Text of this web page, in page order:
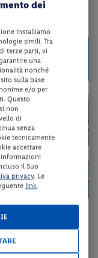
da655 €
a persona per 7 notti
dei
installiamo
simili. Tra
terze parti, vi
una
nonché
sulla base
e/o per
Questo
non
di
senza
tecnicamente
accettare
informazioni
il Suo
privacy. Le
link.